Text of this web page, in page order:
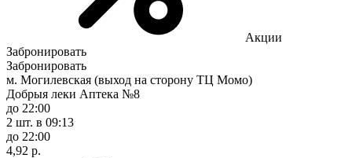
Акции
Забронировать
Забронировать
м. Могилевская (выход на сторону ТЦ Момо)
Добрыя леки Аптека №8
до 22:00
2 шт. в 09:13
до 22:00
4,92 р.